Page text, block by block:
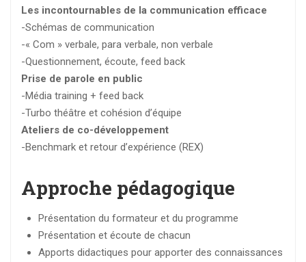
Les incontournables de la communication efficace
-Schémas de communication
-« Com » verbale, para verbale, non verbale
-Questionnement, écoute, feed back
Prise de parole en public
-Média training + feed back
-Turbo théâtre et cohésion d’équipe
Ateliers de co-développement
-Benchmark et retour d’expérience (REX)
Approche pédagogique
Présentation du formateur et du programme
Présentation et écoute de chacun
Apports didactiques pour apporter des connaissances